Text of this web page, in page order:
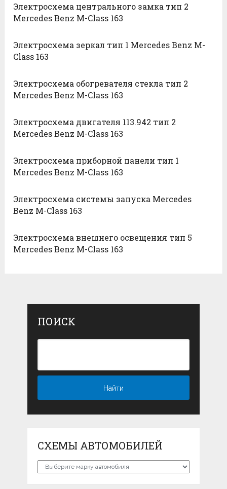
Электросхема центрального замка тип 2
Mercedes Benz M-Class 163
Электросхема зеркал тип 1 Mercedes Benz M-
Class 163
Электросхема обогревателя стекла тип 2
Mercedes Benz M-Class 163
Электросхема двигателя 113.942 тип 2
Mercedes Benz M-Class 163
Электросхема приборной панели тип 1
Mercedes Benz M-Class 163
Электросхема системы запуска Mercedes
Benz M-Class 163
Электросхема внешнего освещения тип 5
Mercedes Benz M-Class 163
ПОИСК
СХЕМЫ АВТОМОБИЛЕЙ
Схемы